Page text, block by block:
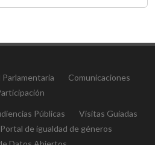
Comunicaciones
Públicas
Visitas Guiadas
Portal de igualdad de géneros